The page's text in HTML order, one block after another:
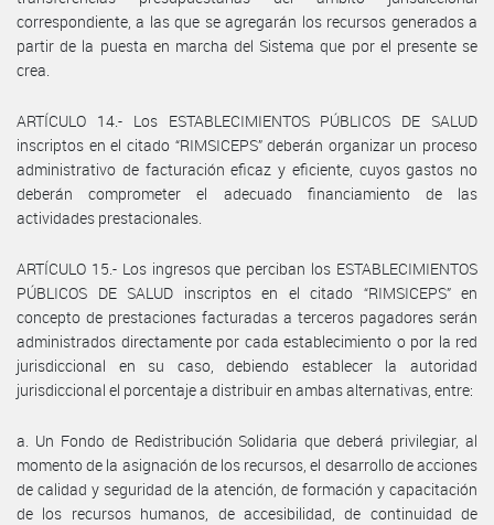
correspondiente, a las que se agregarán los recursos generados a
partir de la puesta en marcha del Sistema que por el presente se
crea.
ARTÍCULO 14.- Los ESTABLECIMIENTOS PÚBLICOS DE SALUD
inscriptos en el citado “RIMSICEPS” deberán organizar un proceso
administrativo de facturación eficaz y eficiente, cuyos gastos no
deberán comprometer el adecuado financiamiento de las
actividades prestacionales.
ARTÍCULO 15.- Los ingresos que perciban los ESTABLECIMIENTOS
PÚBLICOS DE SALUD inscriptos en el citado “RIMSICEPS” en
concepto de prestaciones facturadas a terceros pagadores serán
administrados directamente por cada establecimiento o por la red
jurisdiccional en su caso, debiendo establecer la autoridad
jurisdiccional el porcentaje a distribuir en ambas alternativas, entre:
a. Un Fondo de Redistribución Solidaria que deberá privilegiar, al
momento de la asignación de los recursos, el desarrollo de acciones
de calidad y seguridad de la atención, de formación y capacitación
de los recursos humanos, de accesibilidad, de continuidad de